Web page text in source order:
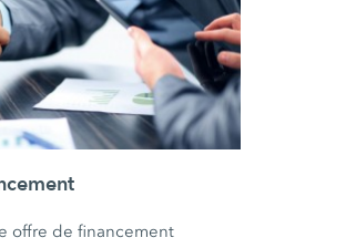
offre de financement